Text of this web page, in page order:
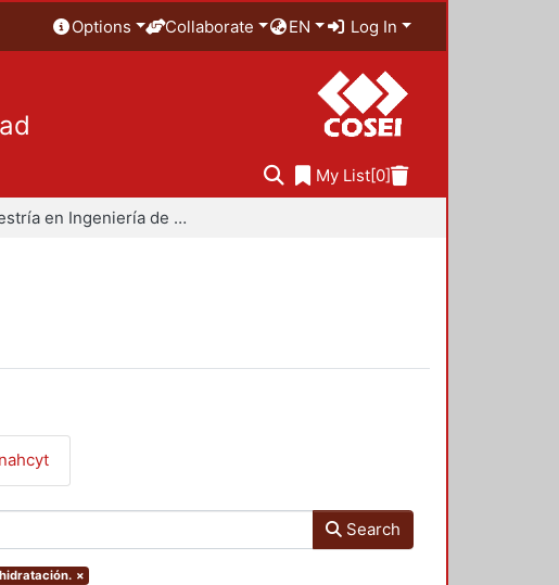
Options Collaborate EN Log In
My List[0]
Maestría en Ingeniería de Procesos
Search
×